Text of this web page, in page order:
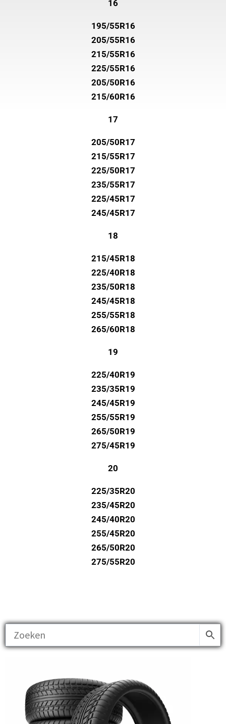
16
195/55R16
205/55R16
215/55R16
225/55R16
205/50R16
215/60R16
17
205/50R17
215/55R17
225/50R17
235/55R17
225/45R17
245/45R17
18
215/45R18
225/40R18
235/50R18
245/45R18
255/55R18
265/60R18
19
225/40R19
235/35R19
245/45R19
255/55R19
265/50R19
275/45R19
20
225/35R20
235/45R20
245/40R20
255/45R20
265/50R20
275/55R20